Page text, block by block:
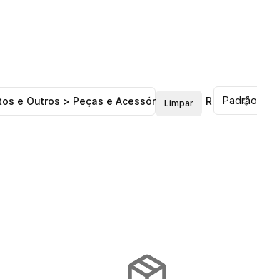
e Outros > Peças e Acessórios > Anti Radar
Limpar Padrão